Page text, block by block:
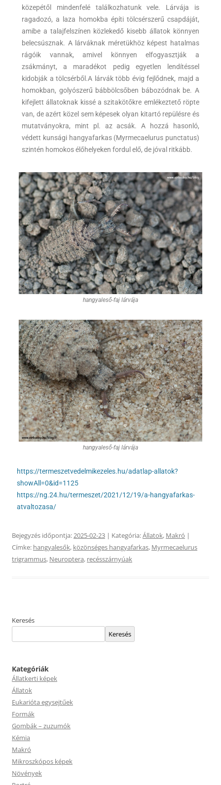
közepétől mindenfelé találkozhatunk vele. Lárvája is
ragadozó, a laza homokba építi tölcsérszerű csapdáját,
amibe a talajfelszínen közlekedő kisebb állatok könnyen
belecsúsznak. A lárváknak méretükhöz képest hatalmas
rágóik vannak, amivel könnyen elfogyasztják a
zsákmányt, a maradékot pedig egyetlen lendítéssel
kidobják a tölcsérből.A lárvák több évig fejlődnek, majd a
homokban, golyószerű bábbölcsőben bábozódnak be. A
kifejlett állatoknak kissé a szitakötőkre emlékeztető röpte
van, de azért közel sem képesek olyan kitartó repülésre és
mutatványokra, mint pl. az acsák. A hozzá hasonló,
védett kunsági hangyafarkas (Myrmecaelurus punctatus)
szintén homokos élőhelyeken fordul elő, de jóval ritkább.
hangyaleső-faj lárvája
hangyaleső-faj lárvája
https://termeszetvedelmikezeles.hu/adatlap-allatok?
showAll=0&id=1125
https://ng.24.hu/termeszet/2021/12/19/a-hangyafarkas-
atvaltozasa/
Bejegyzés időpontja:2025-02-23 | Kategória:Állatok, Makró |
Címke: hangyalesők, közönséges hangyafarkas, Myrmecaelurus
trigrammus, Neuroptera, recésszárnyúak
Keresés
Keresés
Kategóriák
Állatkerti képek
Állatok
Eukarióta egysejtűek
Formák
Gombák – zuzumók
Kémia
Makró
Mikroszkópos képek
Növények